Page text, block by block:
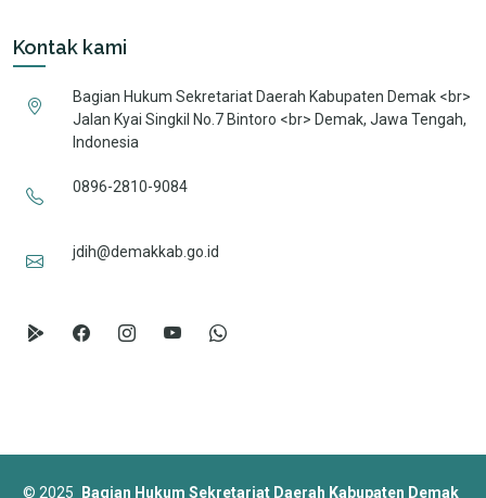
Kontak kami
Bagian Hukum Sekretariat Daerah Kabupaten Demak <br>
Jalan Kyai Singkil No.7 Bintoro <br> Demak, Jawa Tengah,
Indonesia
0896-2810-9084
jdih@demakkab.go.id
© 2025 Bagian Hukum Sekretariat Daerah Kabupaten Demak